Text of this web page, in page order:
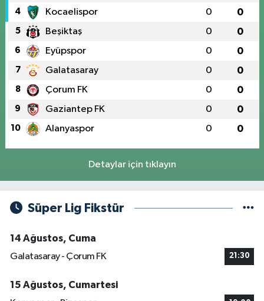
4 Kocaelispor 0 0
5 Beşiktaş 0 0
6 Eyüpspor 0 0
7 Galatasaray 0 0
8 Çorum FK 0 0
9 Gaziantep FK 0 0
10 Alanyaspor 0 0
Detaylar için tıklayın
Süper Lig Fikstür
14 Ağustos, Cuma
Galatasaray - Çorum FK
21:30
15 Ağustos, Cumartesi